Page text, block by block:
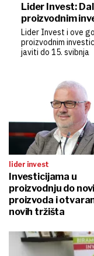
Lider Invest:
proizvodnim
Lider Invest i ove
proizvodnim
javiti do 15. svibnja
lider invest
Investicijama u
proizvodnju do
proizvoda i
novih tržišta